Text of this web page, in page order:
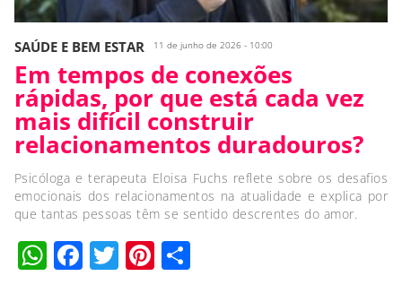
SAÚDE E BEM ESTAR 11 de junho de 2026 - 10:00
Em tempos de conexões
rápidas, por que está cada vez
mais difícil construir
relacionamentos duradouros?
Psicóloga e terapeuta Eloisa Fuchs reflete sobre os desafios
emocionais dos relacionamentos na atualidade e explica por
que tantas pessoas têm se sentido descrentes do amor.
WhatsApp
Facebook
TwitterPinterest
Compartilhar